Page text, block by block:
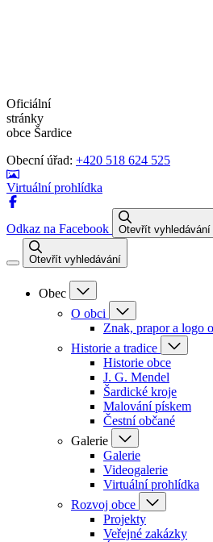
Oficiální
stránky
obce Šardice
Obecní úřad: +420 518 624 525
Virtuální prohlídka
Odkaz na Facebook Otevřít vyhledávání
Otevřít vyhledávání
Obec
O obci
Znak, prapor a logo
Historie a tradice
Historie obce
J. G. Mendel
Šardické kroje
Malování pískem
Čestní občané
Galerie
Galerie
Videogalerie
Virtuální prohlídka
Rozvoj obce
Projekty
Veřejné zakázky